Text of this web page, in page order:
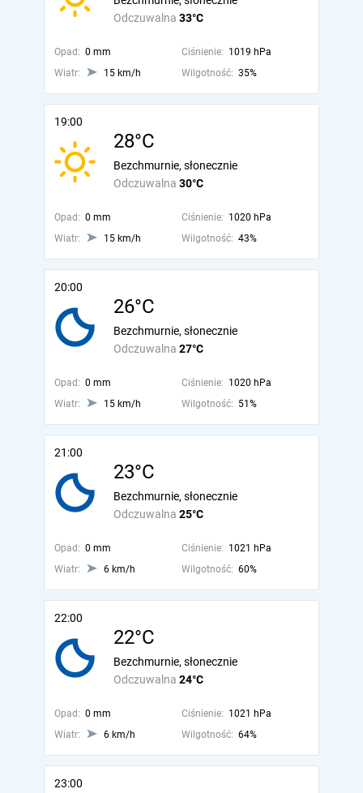
Odczuwalna 33°C
Opad: 0 mm Ciśnienie: 1019 hPa
Wiatr:
15 km/h Wilgotność: 35%
19:00
28°C
Odczuwalna 30°C
Bezchmurnie, słonecznie
Opad: 0 mm Ciśnienie: 1020 hPa
Wiatr:
15 km/h Wilgotność: 43%
20:00
26°C
Odczuwalna 27°C
Bezchmurnie, słonecznie
Opad: 0 mm Ciśnienie: 1020 hPa
Wiatr:
15 km/h Wilgotność: 51%
21:00
23°C
Odczuwalna 25°C
Bezchmurnie, słonecznie
Opad: 0 mm Ciśnienie: 1021 hPa
Wiatr:
6 km/h Wilgotność: 60%
22:00
22°C
Odczuwalna 24°C
Bezchmurnie, słonecznie
Opad: 0 mm Ciśnienie: 1021 hPa
Wiatr:
6 km/h Wilgotność: 64%
23:00